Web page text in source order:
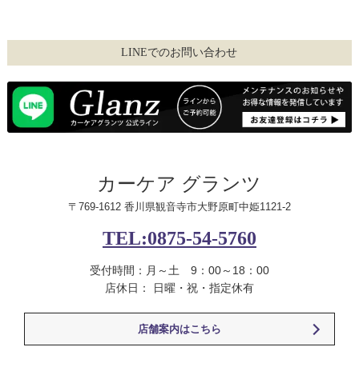
LINEでのお問い合わせ
カーケア グランツ
〒769-1612 香川県観音寺市大野原町中姫1121-2
TEL:0875-54-5760
受付時間：月～土 9：00～18：00
店休日： 日曜・祝・指定休有
店舗案内はこちら